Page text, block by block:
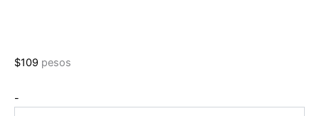
$109 pesos
-
rodeados!